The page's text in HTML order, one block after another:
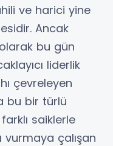
ve harici yine
Ancak
bu gün
liderlik
çevreleyen
bu bir türlü
saiklerle
çalışan